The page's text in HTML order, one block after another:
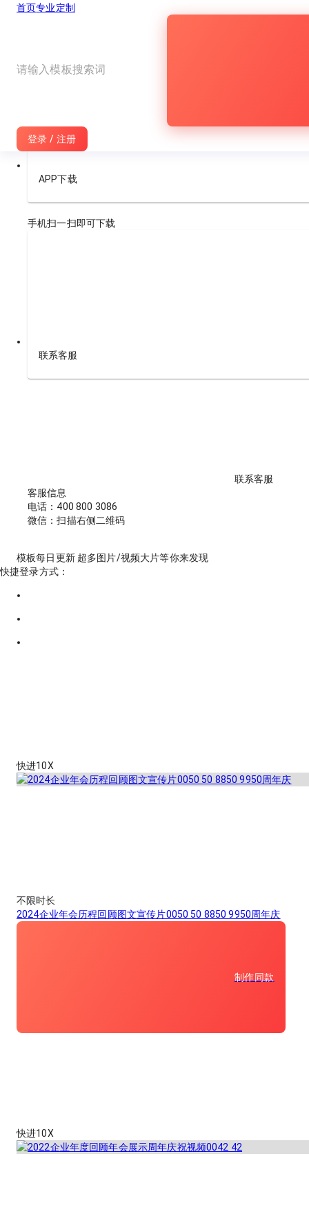
首页专业定制
登录 / 注册
APP下载
手机扫一扫即可下载
联系客服
联系客服
客服信息
电话：400 800 3086
微信：扫描右侧二维码
模板每日更新 超多图片/视频大片等你来发现
快捷登录方式：
快进10X
不限时长
2024企业年会历程回顾图文宣传片0050 50 8850 9950周年庆
制作同款
快进10X